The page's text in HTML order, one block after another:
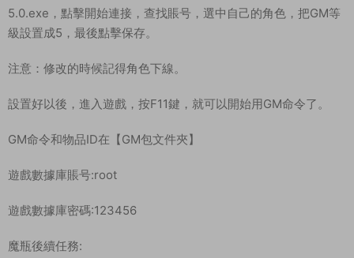
5.0.exe，點擊開始連接，查找賬号，選中自己的角色，把GM等
級設置成5，最後點擊保存。
注意：修改的時候記得角色下線。
設置好以後，進入遊戲，按F11鍵，就可以開始用GM命令了。
GM命令和物品ID在【GM包文件夾】
遊戲數據庫賬号:root
遊戲數據庫密碼:123456
魔瓶後續任務: